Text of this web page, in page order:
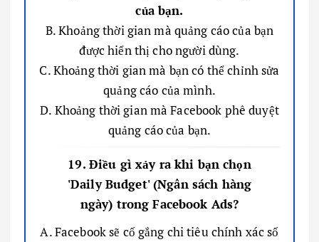
của bạn.
B. Khoảng thời gian mà quảng cáo của bạn
được hiển thị cho người dùng.
C. Khoảng thời gian mà bạn có thể chỉnh sửa
quảng cáo của mình.
D. Khoảng thời gian mà Facebook phê duyệt
quảng cáo của bạn.
19. Điều gì xảy ra khi bạn chọn
'Daily Budget' (Ngân sách hàng
ngày) trong Facebook Ads?
A. Facebook sẽ cố gắng chi tiêu chính xác số